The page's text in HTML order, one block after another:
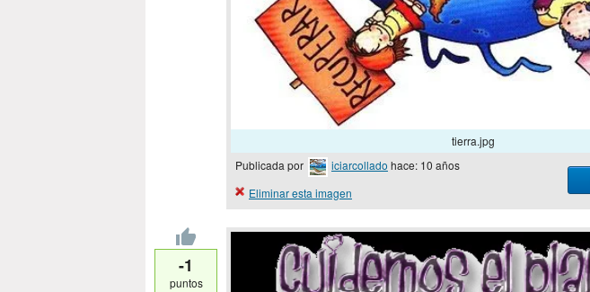
tierra.jpg
Publicada por iciarcollado hace: 10 años
Eliminar esta imagen
-1
puntos